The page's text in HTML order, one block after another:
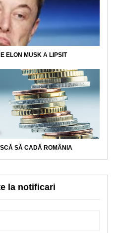
ELON MUSK A LIPSIT
SĂ CADĂ ROMÂNIA
la notificari